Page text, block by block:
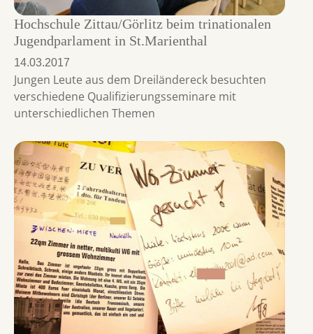
Hochschule Zittau/Görlitz beim trinationalen
Jugendparlament in St.Marienthal
14.03.2017
Jungen Leute aus dem Dreiländereck besuchten
verschiedene Qualifizierungsseminare mit
unterschiedlichen Themen